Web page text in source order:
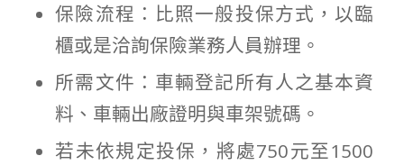
保險流程：比照一般投保方式，以臨
櫃或是洽詢保險業務人員辦理。
所需文件：車輛登記所有人之基本資
料、車輛出廠證明與車架號碼。
若未依規定投保，將處750元至1500